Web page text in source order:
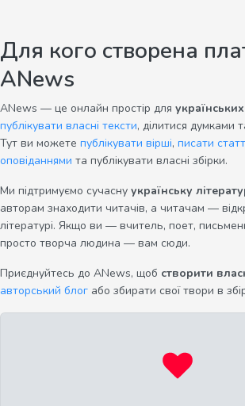
Для кого створена
ANews
ANews — це онлайн простір для
публікувати власні тексти, ділитися думками
Тут ви можете публікувати вірші, писати
оповіданнями та публікувати власні збірки.
Ми підтримуємо сучасну українську
авторам знаходити читачів, а читачам —
літературі. Якщо ви — вчитель, поет,
просто творча людина — вам сюди.
Приєднуйтесь до ANews, щоб створити
авторський блог або збирати свої твори в